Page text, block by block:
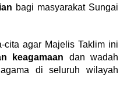
bagi masyarakat Sungai
cita agar Majelis Taklim ini
keagamaan dan wadah
di seluruh wilayah